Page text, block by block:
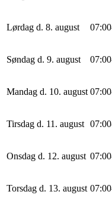
Lørdag d. 8. august 07:00
Søndag d. 9. august 07:00
Mandag d. 10. august 07:00
Tirsdag d. 11. august 07:00
Onsdag d. 12. august 07:00
Torsdag d. 13. august 07:00